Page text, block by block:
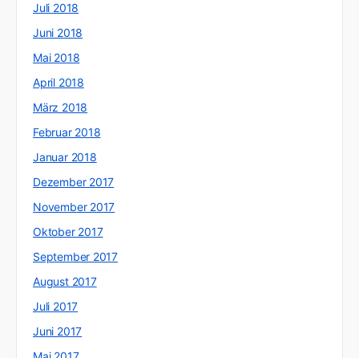
Juli 2018
Juni 2018
Mai 2018
April 2018
März 2018
Februar 2018
Januar 2018
Dezember 2017
November 2017
Oktober 2017
September 2017
August 2017
Juli 2017
Juni 2017